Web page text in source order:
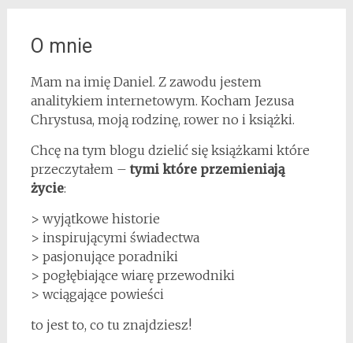
O mnie
Mam na imię Daniel. Z zawodu jestem
analitykiem internetowym. Kocham Jezusa
Chrystusa, moją rodzinę, rower no i książki.
Chcę na tym blogu dzielić się książkami które
przeczytałem –tymi które przemieniają
życie:
> wyjątkowe historie
> inspirującymi świadectwa
> pasjonujące poradniki
> pogłębiające wiarę przewodniki
> wciągające powieści
to jest to, co tu znajdziesz!